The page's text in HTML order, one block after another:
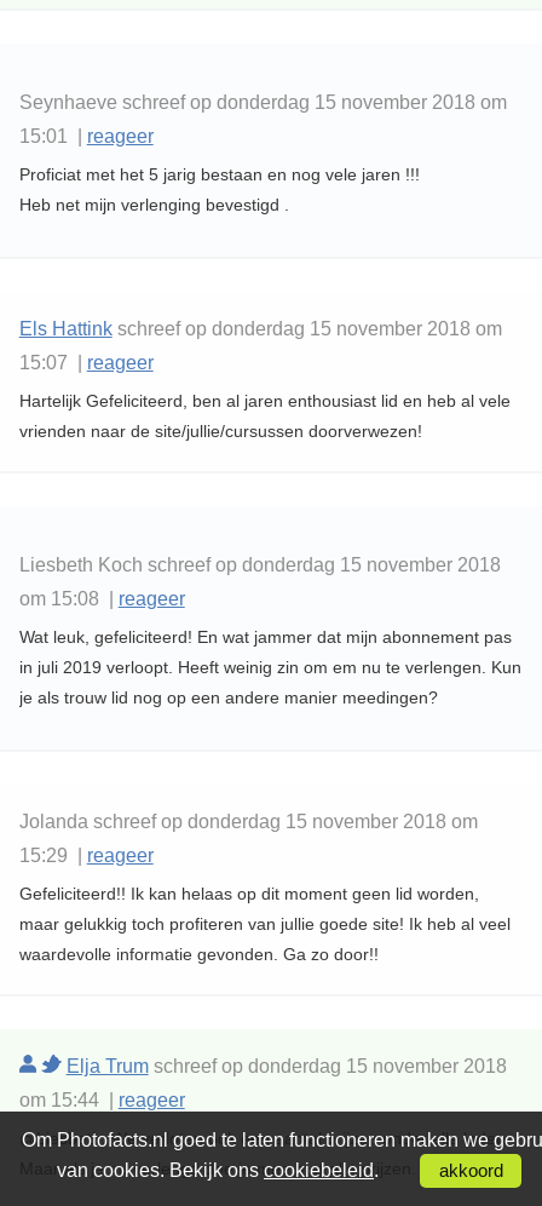
Seynhaeve schreef op donderdag 15 november 2018 om
15:01 | reageer
Proficiat met het 5 jarig bestaan en nog vele jaren !!!
Heb net mijn verlenging bevestigd .
Els Hattinkschreef op donderdag 15 november 2018 om
15:07 | reageer
Hartelijk Gefeliciteerd, ben al jaren enthousiast lid en heb al vele
vrienden naar de site/jullie/cursussen doorverwezen!
Liesbeth Koch schreef op donderdag 15 november 2018
om 15:08 | reageer
Wat leuk, gefeliciteerd! En wat jammer dat mijn abonnement pas
in juli 2019 verloopt. Heeft weinig zin om em nu te verlengen. Kun
je als trouw lid nog op een andere manier meedingen?
Jolanda schreef op donderdag 15 november 2018 om
15:29 | reageer
Gefeliciteerd!! Ik kan helaas op dit moment geen lid worden,
maar gelukkig toch profiteren van jullie goede site! Ik heb al veel
waardevolle informatie gevonden. Ga zo door!!
Elja Trumschreef op donderdag 15 november 2018
om 15:44 | reageer
@Liesbeth; We verloten ook een aantal prijzen onder alle leden.
Maar als je nu verlengd doe je mee met alle prijzen.
Om Photofacts.nl goed te laten functioneren maken we
van cookies. Bekijk ons cookiebeleid. akkoord